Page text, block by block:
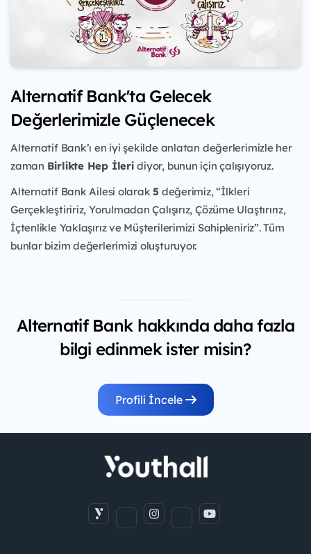
Alternatif Bank'ta Gelecek
Değerlerimizle Güçlenecek
Alternatif Bank’ı en iyi şekilde anlatan değerlerimizle her
zaman Birlikte Hep İleridiyor, bunun için çalışıyoruz.
Alternatif Bank Ailesi olarak5 değerimiz, “İlkleri
Gerçekleştiririz, Yorulmadan Çalışırız, Çözüme Ulaştırırız,
İçtenlikle Yaklaşırız ve Müşterilerimizi Sahipleniriz”. Tüm
bunlar bizim değerlerimizi oluşturuyor.
Alternatif Bank hakkında daha fazla
bilgi edinmek ister misin?
Profili İncele